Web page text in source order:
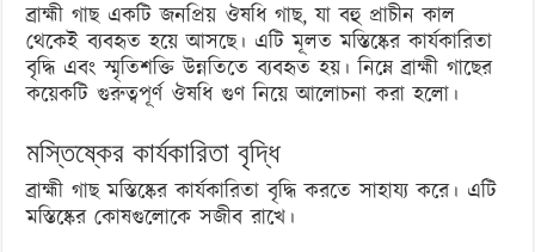
ব্রাহ্মী গাছ একটি জনপ্রিয় ঔষধি গাছ, যা বহু প্রাচীন কাল
থেকেই ব্যবহৃত হয়ে আসছে। এটি মূলত মস্তিষ্কের কার্যকারিতা
বৃদ্ধি এবং স্মৃতিশক্তি উন্নতিতে ব্যবহৃত হয়। নিম্নে ব্রাহ্মী গাছের
কয়েকটি গুরুত্বপূর্ণ ঔষধি গুণ নিয়ে আলোচনা করা হলো।
মস্তিষ্কের কার্যকারিতা বৃদ্ধি
ব্রাহ্মী গাছ মস্তিষ্কের কার্যকারিতা বৃদ্ধি করতে সাহায্য করে। এটি
মস্তিষ্কের কোষগুলোকে সজীব রাখে।